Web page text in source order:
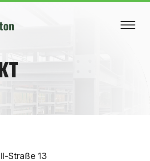
Straße 13